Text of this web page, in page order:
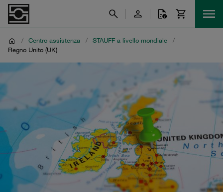
/ Centro assistenza / STAUFF a livello mondiale
/
Regno Unito (UK)